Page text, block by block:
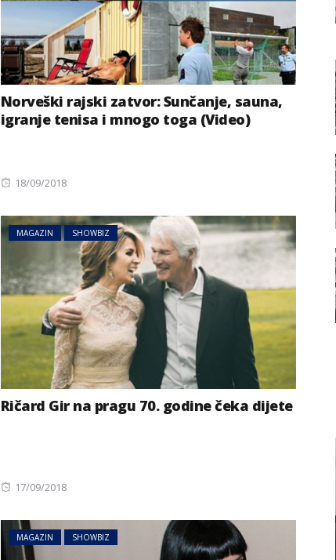
Norveški rajski zatvor: Sunčanje, sauna,
igranje tenisa i mnogo toga (Video)
Posted
18/09/2018
MAGAZIN SHOWBIZ
Ričard Gir na pragu 70. godine čeka dijete
Posted
17/09/2018
MAGAZIN SHOWBIZ